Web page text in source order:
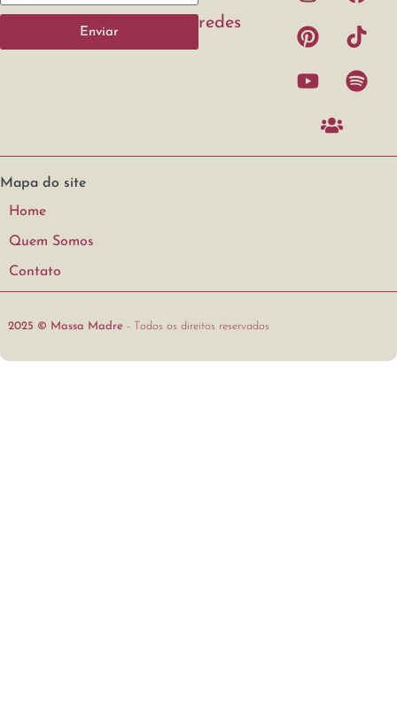
Enviar
redes
Mapa do site
Home
Quem Somos
Contato
2025 © Massa Madre - Todos os direitos reservados